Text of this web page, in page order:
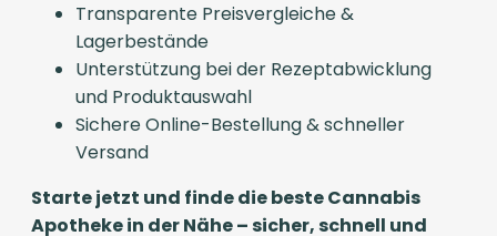
Transparente Preisvergleiche &
Lagerbestände
Unterstützung bei der Rezeptabwicklung
und Produktauswahl
Sichere Online-Bestellung & schneller
Versand
Starte jetzt und finde die beste Cannabis
Apotheke in der Nähe – sicher, schnell und